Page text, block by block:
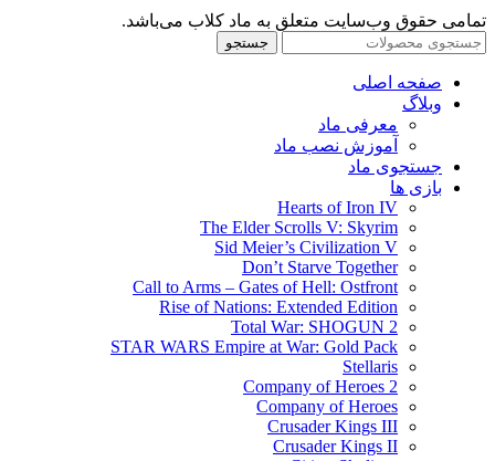
تمامی حقوق وب‌سایت متعلق به ماد کلاب می‌باشد.
جستجو
صفحه اصلی
وبلاگ
معرفی ماد
آموزش نصب ماد
جستجوی ماد
بازی ها
Hearts of Iron IV
The Elder Scrolls V: Skyrim
Sid Meier’s Civilization V
Don’t Starve Together
Call to Arms – Gates of Hell: Ostfront
Rise of Nations: Extended Edition
Total War: SHOGUN 2
STAR WARS Empire at War: Gold Pack
Stellaris
Company of Heroes 2
Company of Heroes
Crusader Kings III
Crusader Kings II